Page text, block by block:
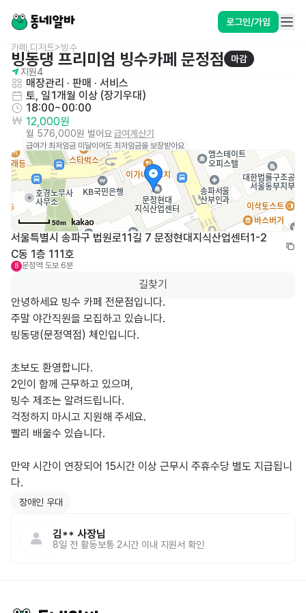
로그인/가입
카페,디저트>빙수
빙동댕 프리미엄 빙수카페 문정점
마감
지원4
매장관리 · 판매 · 서비스
토, 일1개월 이상 (장기우대)
18:00~00:00
12,000원
월 576,000원 벌어요급여계산기
급여가 최저임금 미달이어도 최저임금을 보장받아요
50m
서울특별시 송파구 법원로11길 7 문정현대지식산업센터1-2
C동 1층 111호
8 문정역 도보 6분
길찾기
안녕하세요 빙수 카페 전문점입니다.
주말 야간직원을 모집하고 있습니다.
빙동댕(문정역점) 체인입니다.
초보도 환영합니다.
2인이 함께 근무하고 있으며,
빙수 제조는 알려드립니다.
걱정하지 마시고 지원해 주세요.
빨리 배울수 있습니다.
만약 시간이 연장되어 15시간 이상 근무시 주휴수당 별도 지급됩니
다.
장애인 우대
김** 사장님
8일 전 활동보통 2시간 이내 지원서 확인